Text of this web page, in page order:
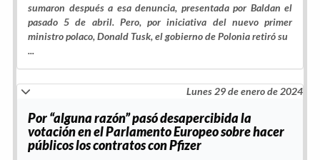
sumaron después a esa denuncia, presentada por Baldan el
pasado 5 de abril. Pero, por iniciativa del nuevo primer
ministro polaco, Donald Tusk, el gobierno de Polonia retiró su
...
Lunes 29 de enero de 2024
Por “alguna razón” pasó desapercibida la
votación en el Parlamento Europeo sobre hacer
públicos los contratos con Pfizer